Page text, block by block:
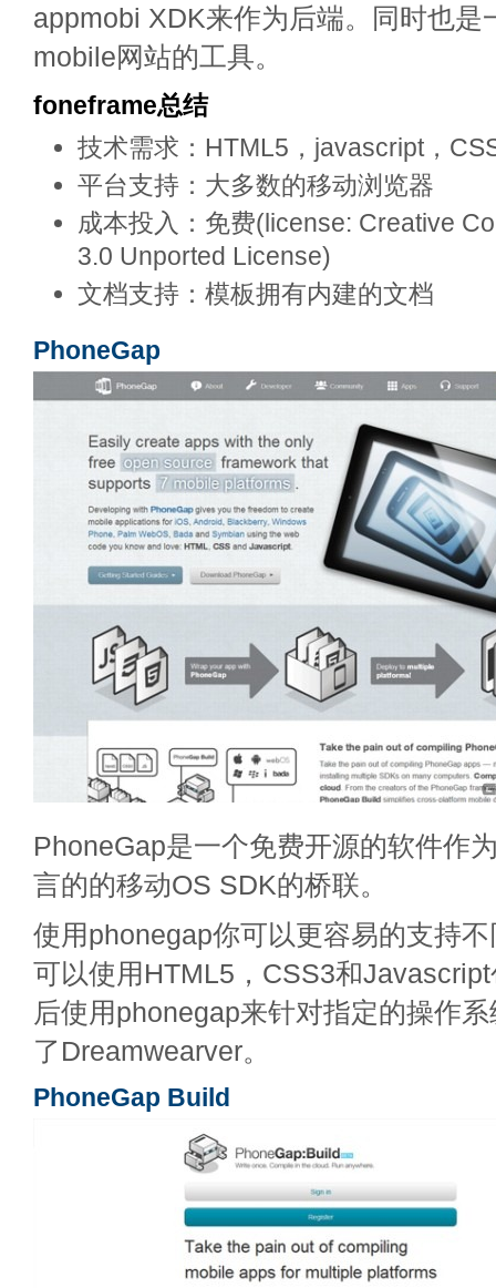
appmobi XDK来作为后端。同时也是
mobile网站的工具。
foneframe总结
技术需求：HTML5，javascript，
平台支持：大多数的移动浏览器
成本投入：免费(license: Creative
3.0 Unported License)
文档支持：模板拥有内建的文档
PhoneGap
PhoneGap是一个免费开源的软件作
言的的移动OS SDK的桥联。
使用phonegap你可以更容易的支持
可以使用HTML5，CSS3和
后使用phonegap来针对指定的操作
了Dreamwearver。
PhoneGap Build